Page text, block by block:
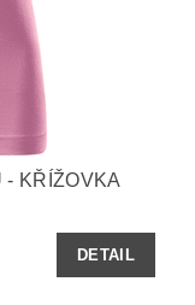
- KŘÍŽOVKA
DETAIL